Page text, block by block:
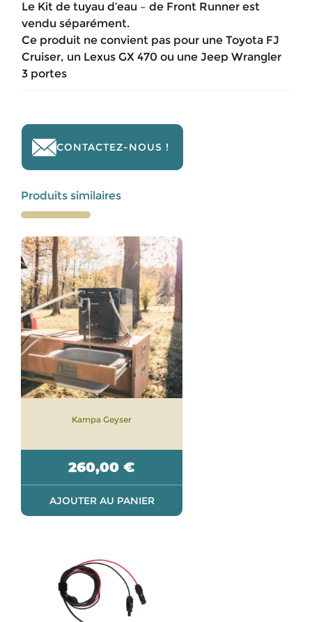
Le Kit de tuyau d’eau – de Front Runner est
vendu séparément.
Ce produit ne convient pas pour une Toyota FJ
Cruiser, un Lexus GX 470 ou une Jeep Wrangler
3 portes
CONTACTEZ-NOUS !
Produits similaires
Kampa Geyser
260,00 €
AJOUTER AU PANIER